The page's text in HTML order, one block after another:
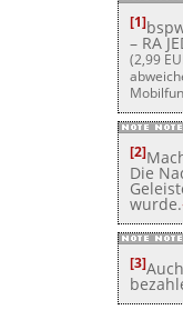
[1]
– RA
(2,99
[2]
Die
wurde.
[3]